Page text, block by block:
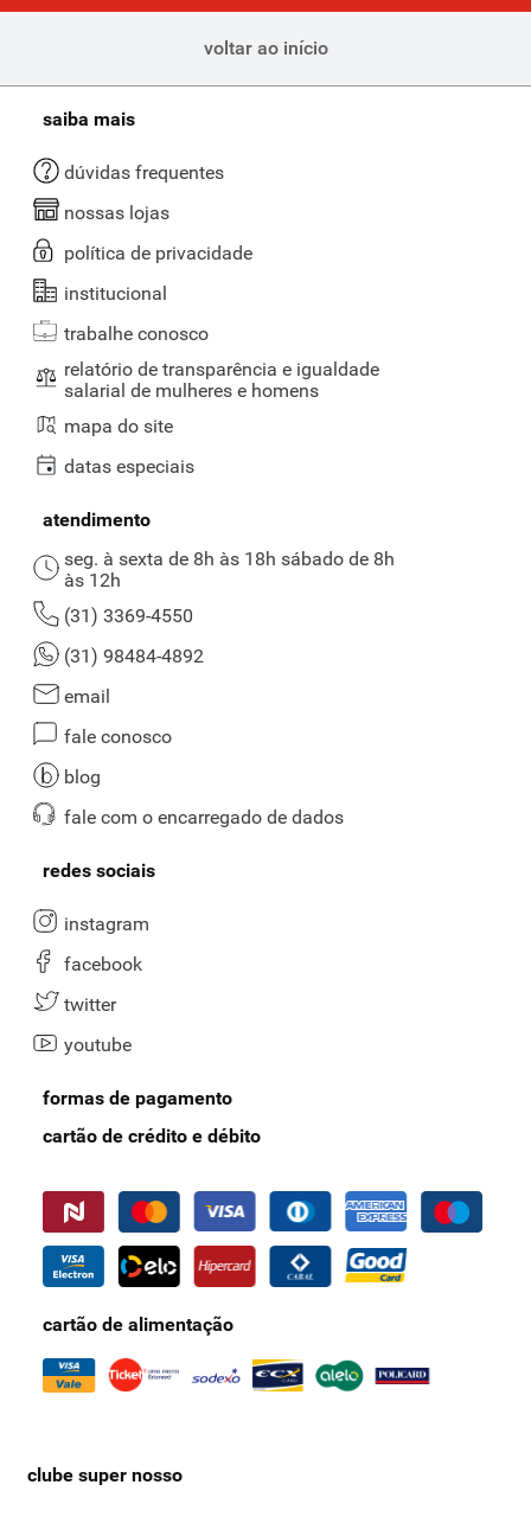
voltar ao início
saiba mais
dúvidas frequentes
nossas lojas
política de privacidade
institucional
trabalhe conosco
relatório de transparência e igualdade
salarial de mulheres e homens
mapa do site
datas especiais
atendimento
seg. à sexta de 8h às 18h sábado de 8h
às 12h
(31) 3369-4550
(31) 98484-4892
email
fale conosco
blog
fale com o encarregado de dados
redes sociais
instagram
facebook
twitter
youtube
formas de pagamento
cartão de crédito e débito
cartão de alimentação
clube super nosso